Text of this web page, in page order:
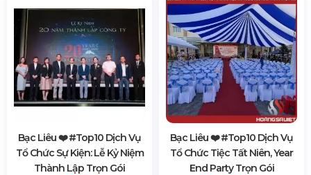
Bạc Liêu ❤️️ #top10 Dịch Vụ
Tổ Chức Sự Kiện: Lễ Kỷ Niệm
Thành Lập Trọn Gói
Bạc Liêu ❤️️ #top10 Dịch Vụ
Tổ Chức Tiệc Tất Niên, Year
End Party Trọn Gói